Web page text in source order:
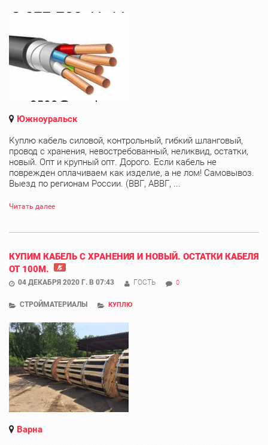
Южноуральск
Куплю кабель силовой, контрольный, гибкий шланговый,
провод с хранения, невостребованный, неликвид, остатки,
новый. Опт и крупный опт. Дорого. Если кабель не
поврежден оплачиваем как изделие, а не лом! Самовывоз.
Выезд по регионам России. (ВВГ, АВВГ, ...
Читать далее
КУПИМ КАБЕЛЬ С ХРАНЕНИЯ И НОВЫЙ. ОСТАТКИ КАБЕЛЯ
ОТ 100М.
04 ДЕКАБРЯ 2020 Г. В 07:43 ГОСТЬ 0
СТРОЙМАТЕРИАЛЫ КУПЛЮ
Варна